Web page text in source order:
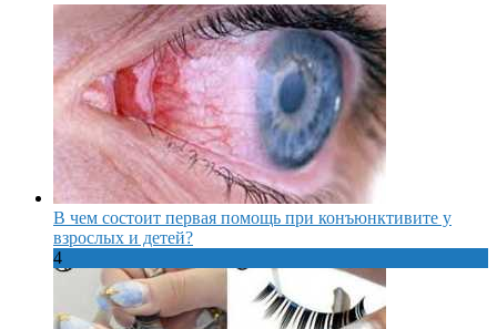
В чем состоит первая помощь при конъюнктивите у
взрослых и детей?
4